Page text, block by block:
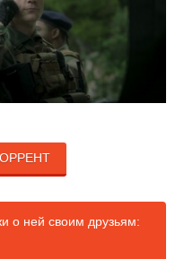
о ней своим друзьям: